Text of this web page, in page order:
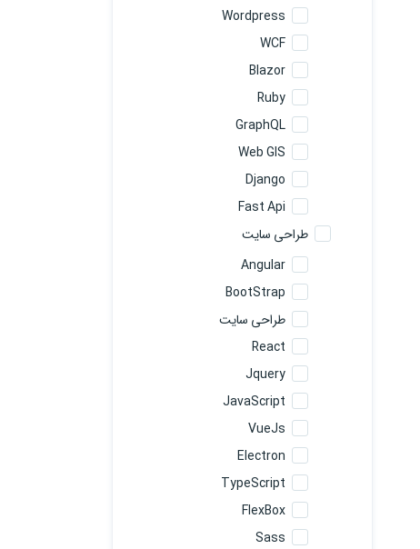
Wordpress
WCF
Blazor
Ruby
GraphQL
Web GIS
Django
Fast Api
طراحی سایت
Angular
BootStrap
طراحی سایت
React
Jquery
JavaScript
VueJs
Electron
TypeScript
FlexBox
Sass